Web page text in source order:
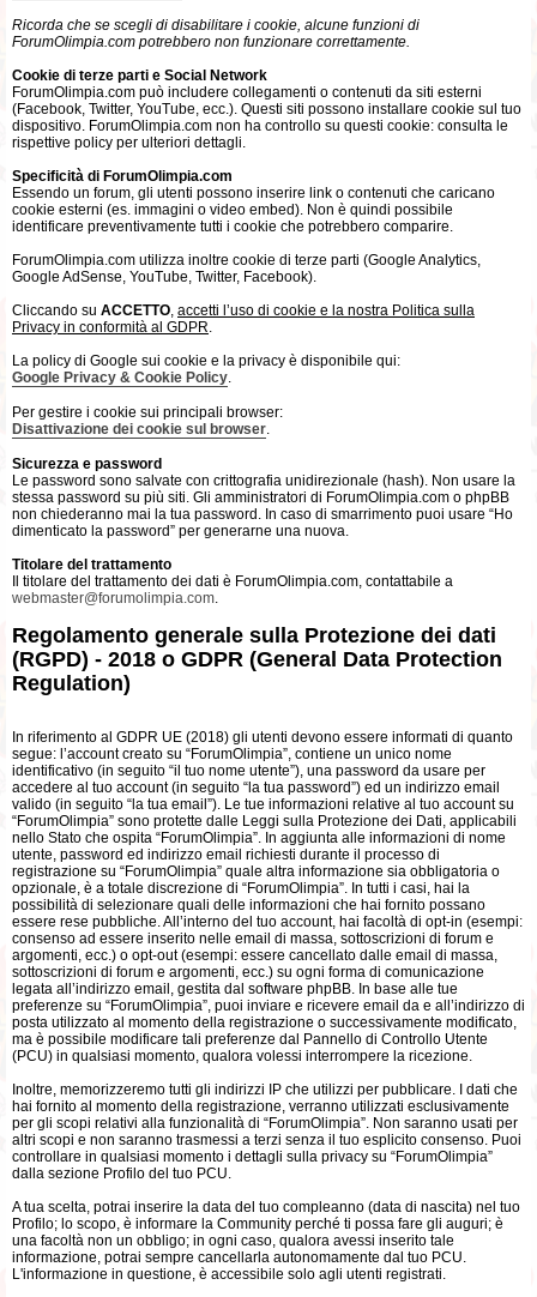
Ricorda che se scegli di disabilitare i cookie, alcune funzioni di
ForumOlimpia.com potrebbero non funzionare correttamente.
Cookie di terze parti e Social Network
ForumOlimpia.com può includere collegamenti o contenuti da siti esterni
(Facebook, Twitter, YouTube, ecc.). Questi siti possono installare cookie sul tuo
dispositivo. ForumOlimpia.com non ha controllo su questi cookie: consulta le
rispettive policy per ulteriori dettagli.
Specificità di ForumOlimpia.com
Essendo un forum, gli utenti possono inserire link o contenuti che caricano
cookie esterni (es. immagini o video embed). Non è quindi possibile
identificare preventivamente tutti i cookie che potrebbero comparire.
ForumOlimpia.com utilizza inoltre cookie di terze parti (Google Analytics,
Google AdSense, YouTube, Twitter, Facebook).
Cliccando su ACCETTO accetti l’uso di cookie e la nostra Politica sulla
Privacy in conformità al GDPR
La policy di Google sui cookie e la privacy è disponibile qui:
Google Privacy & Cookie Policy
Per gestire i cookie sui principali browser:
Disattivazione dei cookie sul browser
Sicurezza e password
Le password sono salvate con crittografia unidirezionale (hash). Non usare la
stessa password su più siti. Gli amministratori di ForumOlimpia.com o phpBB
non chiederanno mai la tua password. In caso di smarrimento puoi usare “Ho
dimenticato la password” per generarne una nuova.
Titolare del trattamento
Il titolare del trattamento dei dati è ForumOlimpia.com, contattabile a
webmaster@forumolimpia.com
Regolamento generale sulla Protezione dei dati
(RGPD) - 2018 o GDPR (General Data Protection
Regulation)
In riferimento al GDPR UE (2018) gli utenti devono essere informati di quanto
segue: l’account creato su “ForumOlimpia”, contiene un unico nome
identificativo (in seguito “il tuo nome utente”), una password da usare per
accedere al tuo account (in seguito “la tua password”) ed un indirizzo email
valido (in seguito “la tua email”). Le tue informazioni relative al tuo account su
“ForumOlimpia” sono protette dalle Leggi sulla Protezione dei Dati, applicabili
nello Stato che ospita “ForumOlimpia”. In aggiunta alle informazioni di nome
utente, password ed indirizzo email richiesti durante il processo di
registrazione su “ForumOlimpia” quale altra informazione sia obbligatoria o
opzionale, è a totale discrezione di “ForumOlimpia”. In tutti i casi, hai la
possibilità di selezionare quali delle informazioni che hai fornito possano
essere rese pubbliche. All’interno del tuo account, hai facoltà di opt-in (esempi:
consenso ad essere inserito nelle email di massa, sottoscrizioni di forum e
argomenti, ecc.) o opt-out (esempi: essere cancellato dalle email di massa,
sottoscrizioni di forum e argomenti, ecc.) su ogni forma di comunicazione
legata all’indirizzo email, gestita dal software phpBB. In base alle tue
preferenze su “ForumOlimpia”, puoi inviare e ricevere email da e all’indirizzo di
posta utilizzato al momento della registrazione o successivamente modificato,
ma è possibile modificare tali preferenze dal Pannello di Controllo Utente
(PCU) in qualsiasi momento, qualora volessi interrompere la ricezione.
Inoltre, memorizzeremo tutti gli indirizzi IP che utilizzi per pubblicare. I dati che
hai fornito al momento della registrazione, verranno utilizzati esclusivamente
per gli scopi relativi alla funzionalità di “ForumOlimpia”. Non saranno usati per
altri scopi e non saranno trasmessi a terzi senza il tuo esplicito consenso. Puoi
controllare in qualsiasi momento i dettagli sulla privacy su “ForumOlimpia”
dalla sezione Profilo del tuo PCU.
A tua scelta, potrai inserire la data del tuo compleanno (data di nascita) nel tuo
Profilo; lo scopo, è informare la Community perché ti possa fare gli auguri; è
una facoltà non un obbligo; in ogni caso, qualora avessi inserito tale
informazione, potrai sempre cancellarla autonomamente dal tuo PCU.
L'informazione in questione, è accessibile solo agli utenti registrati.